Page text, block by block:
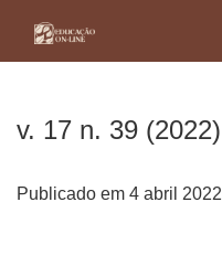
v. 17 n. 39 (2022)
Publicado em 4 abril 2022